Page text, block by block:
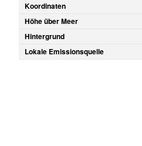
Koordinaten
Höhe über Meer
Hintergrund
Lokale Emissionsquelle